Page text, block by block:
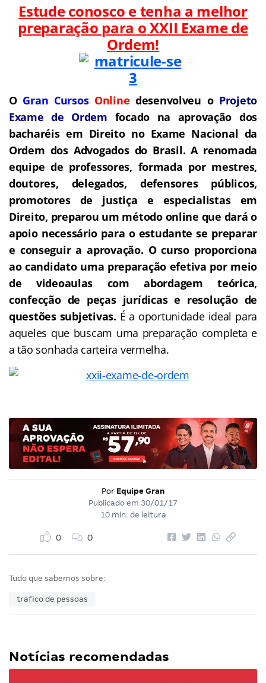
Estude conosco e tenha a melhor
preparação para oXXII Exame de
Ordem!
O Gran Cursos Online desenvolveu o Projeto
Exame de Ordem focado na aprovação dos
bacharéis em Direito no Exame Nacional da
Ordem dos Advogados do Brasil. A renomada
equipe de professores, formada por mestres,
doutores, delegados, defensores públicos,
promotores de justiça e especialistas em
Direito, preparou um método online que dará o
apoio necessário para o estudante se preparar
e conseguir a aprovação. O curso proporciona
ao candidato uma preparação efetiva por meio
de videoaulas com abordagem teórica,
confecção de peças jurídicas e resolução de
questões subjetivas. É a oportunidade ideal para
aqueles que buscam uma preparação completa e
a tão sonhada carteira vermelha.
Por Equipe Gran
Publicado em 30/01/17
10 min. de leitura
0 0
Tudo que sabemos sobre:
trafico de pessoas
Notícias recomendadas